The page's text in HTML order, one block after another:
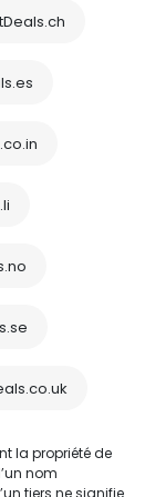
la propriété de
nom
tiers ne signifie